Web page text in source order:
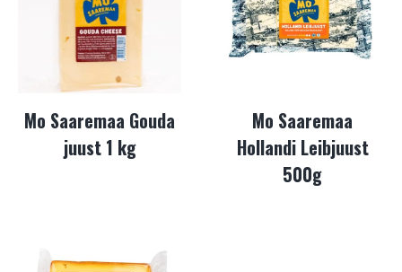
Mo Saaremaa Gouda
juust 1 kg
Mo Saaremaa
Hollandi Leibjuust
500g